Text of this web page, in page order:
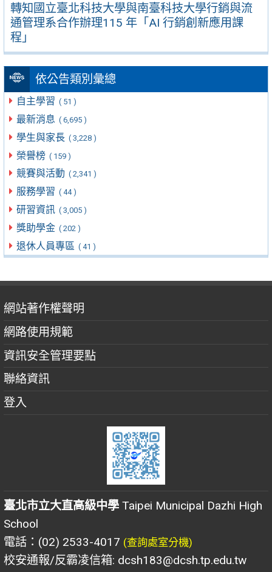
轉知國立臺北科技大學與南臺科技大學行銷與流
通管理系合作辦理115 年「AI 行銷創新應用課
程」
依公告類別彙總
自主學習 ( 51 )
最新消息 ( 6,695 )
學生與家長 ( 3,228 )
榮譽榜 ( 159 )
競賽與活動 ( 2,341 )
服務學習 ( 44 )
研習資訊 ( 3,005 )
獎助學金 ( 202 )
退休人員專區 ( 41 )
網站著作權聲明
網路使用規範
資訊安全管理要點
聯絡資訊
登入
臺北市立大直高級中學 Taipei Municipal Dazhi High
School
電話：(02) 2533-4017 (查詢處室分機)
校安通報/反霸凌信箱: dcsh183@dcsh.tp.edu.tw